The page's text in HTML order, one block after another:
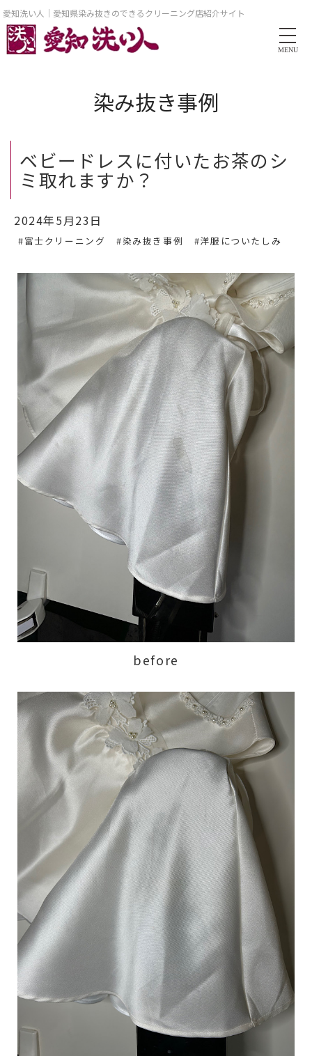
愛知洗い人｜愛知県染み抜きのできるクリーニング店紹介サイト
MENU
染み抜き事例
ベビードレスに付いたお茶のシ
ミ取れますか？
2024年5月23日
#富士クリーニング #染み抜き事例 #洋服についたしみ
before